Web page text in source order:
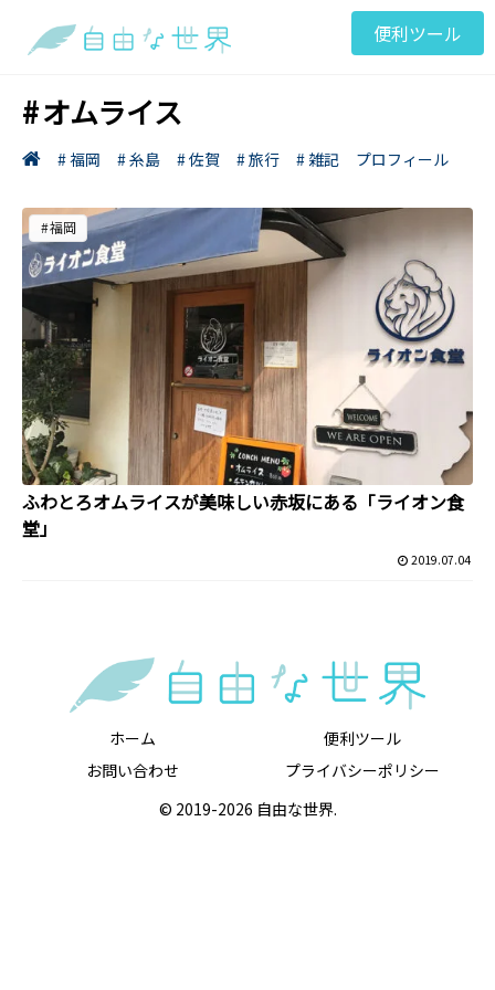
便利ツール
オムライス
# 福岡 # 糸島 # 佐賀 # 旅行 # 雑記 プロフィール
福岡
ふわとろオムライスが美味しい赤坂にある「ライオン食
堂」
2019.07.04
ホーム
便利ツール
お問い合わせ
プライバシーポリシー
© 2019-2026 自由な世界.